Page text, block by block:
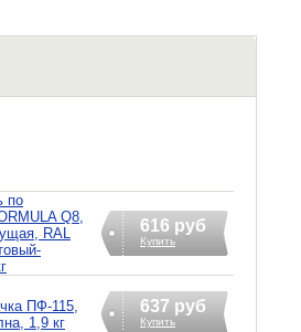
по
Q8,
RAL
616 руб
Купить
ПФ-115,
1,9 кг
637 руб
Купить